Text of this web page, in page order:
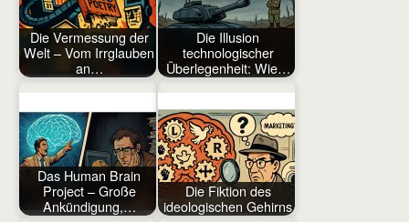
Die Vermessung der
Welt – Vom Irrglauben
an…
Die Illusion
technologischer
Überlegenheit: Wie…
Das Human Brain
Project – Große
Ankündigung,…
Die Fiktion des
ideologischen Gehirns